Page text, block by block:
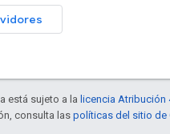
está sujeto a la licencia Atribución
consulta laspolíticas del sitio de